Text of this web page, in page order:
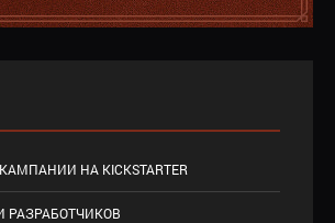
НА KICKSTARTER
РАЗРАБОТЧИКОВ